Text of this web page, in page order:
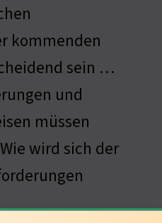
kommenden
sein …
und
müssen
wird sich der